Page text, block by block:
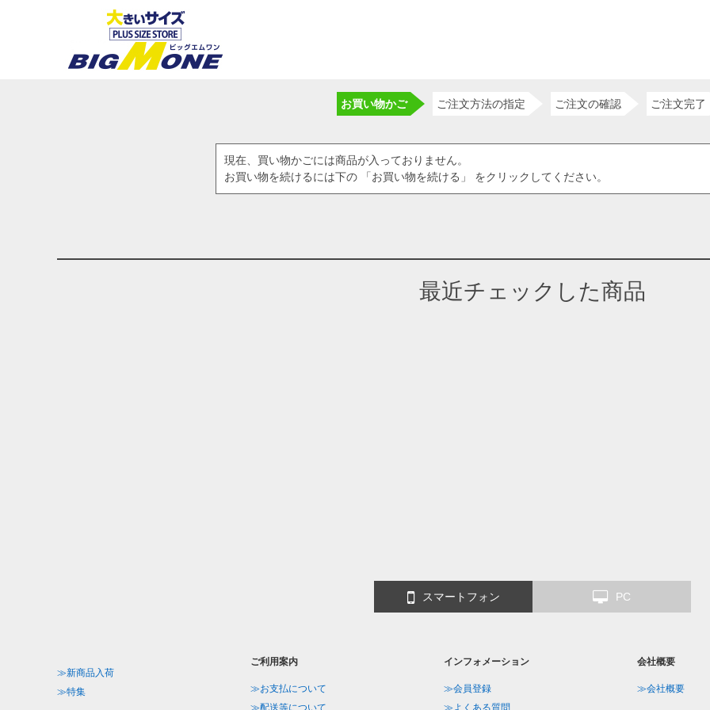
お買い物かご ご注文方法の指定 ご注文の確認 ご注文完了
現在、買い物かごには商品が入っておりません。
お買い物を続けるには下の 「お買い物を続ける」 をクリックしてください。
最近チェックした商品
スマートフォン PC
≫新商品入荷
≫特集
ご利用案内
≫お支払について
≫配送等について
インフォメーション
≫会員登録
≫よくある質問
会社概要
≫会社概要